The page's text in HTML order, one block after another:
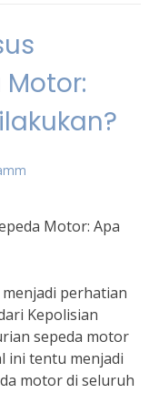
Motor: Apa
perhatian
Kepolisian
sepeda motor
ini tentu menjadi
motor di seluruh